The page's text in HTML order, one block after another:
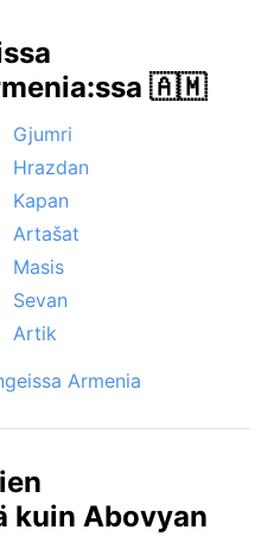
nähdä sumua
aikana paikallisia
päivän ja yön
ilmastosta raikkaan.
joka arvostaa
armenialaista
🇦🇲
Gjumri
Hrazdan
Kapan
Artašat
Masis
Sevan
Artik
Armenia
kuin Abovyan